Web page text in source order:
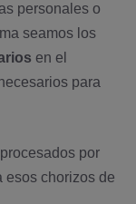
personales o
seamos los
en el
para
por
esos chorizos de